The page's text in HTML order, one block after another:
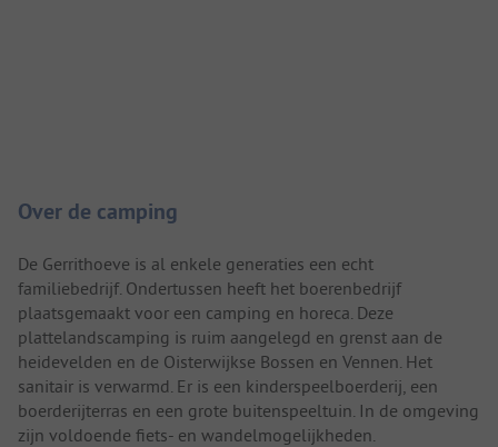
Over de camping
De Gerrithoeve is al enkele generaties een echt
familiebedrijf. Ondertussen heeft het boerenbedrijf
plaatsgemaakt voor een camping en horeca. Deze
plattelandscamping is ruim aangelegd en grenst aan de
heidevelden en de Oisterwijkse Bossen en Vennen. Het
sanitair is verwarmd. Er is een kinderspeelboerderij, een
boerderijterras en een grote buitenspeeltuin. In de omgeving
zijn voldoende fiets- en wandelmogelijkheden.